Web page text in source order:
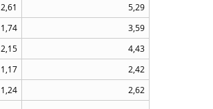
2,61
5,29
1,74
3,59
2,15
4,43
1,17
2,42
1,24
2,62